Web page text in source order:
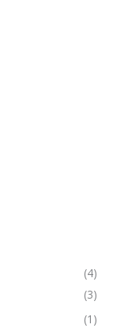
(4)
(3)
(1)